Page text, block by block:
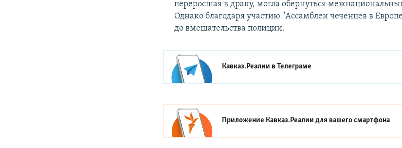
переросшая в драку, могла обернуться
Однако благодаря участию "Ассамблеи чеченцев в
до вмешательства полиции.
Кавказ.Реалии вТелеграме
Приложение Кавказ.Реалии для вашего смартфона